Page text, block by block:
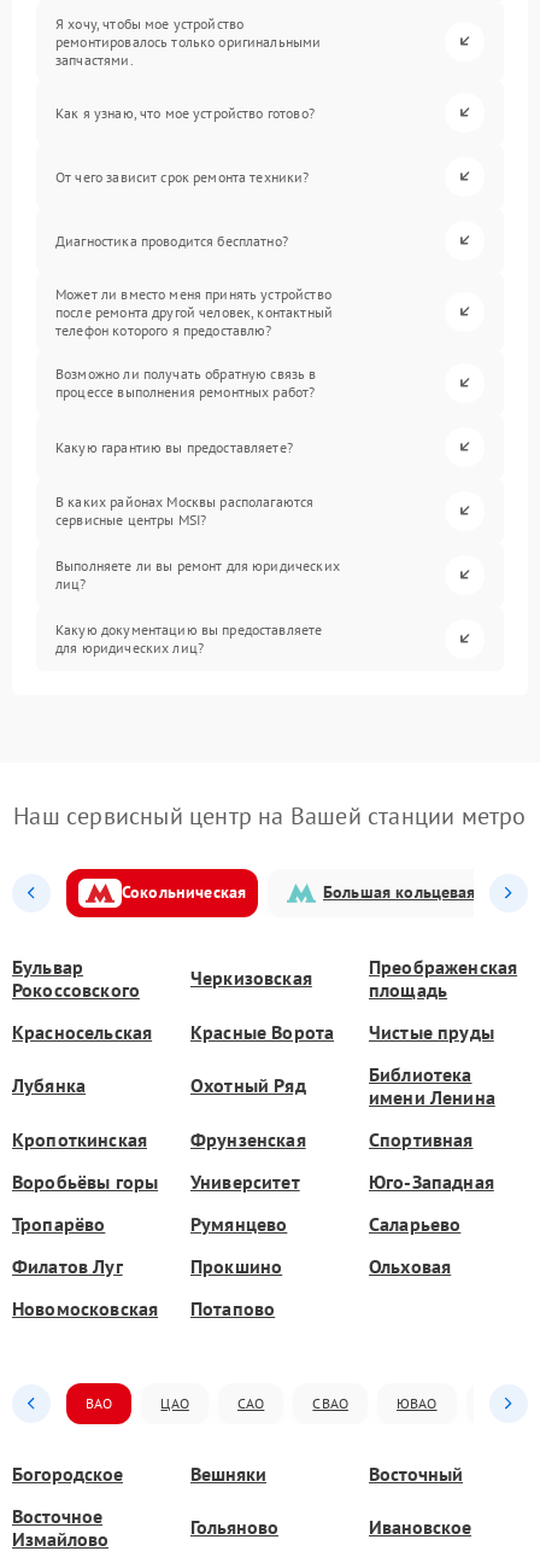
Я хочу, чтобы мое устройство
ремонтировалось только оригинальными
запчастями.
Как я узнаю, что мое устройство готово?
От чего зависит срок ремонта техники?
Диагностика проводится бесплатно?
Может ли вместо меня принять устройство
после ремонта другой человек, контактный
телефон которого я предоставлю?
Возможно ли получать обратную связь в
процессе выполнения ремонтных работ?
Какую гарантию вы предоставляете?
В каких районах Москвы располагаются
сервисные центры MSI?
Выполняете ли вы ремонт для юридических
лиц?
Какую документацию вы предоставляете
для юридических лиц?
Наш сервисный центр на Вашей станции метро
Сокольническая Большая кольцевая
Бульвар
Рокоссовского
Черкизовская
Преображенская
площадь
Красносельская
Красные Ворота Чистые пруды
Лубянка Охотный Ряд
Библиотека
имени Ленина
Кропоткинская
Фрунзенская
Спортивная
Воробьёвы горы
Университет
Юго-Западная
Тропарёво
Румянцево
Саларьево
Филатов Луг
Прокшино
Ольховая
Новомосковская
Потапово
ВАО ЦАО САО СВАО ЮВАО ЮАО
Богородское Вешняки
Восточный
Восточное
Измайлово
Гольяново Ивановское